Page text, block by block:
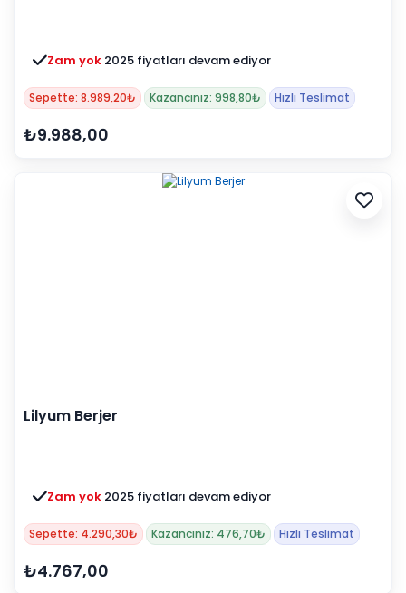
Zam yok 2025 fiyatları devam ediyor
Sepette: 8.989,20₺ Kazancınız: 998,80₺ Hızlı Teslimat
₺9.988,00
Lilyum Berjer
Zam yok 2025 fiyatları devam ediyor
Sepette: 4.290,30₺ Kazancınız: 476,70₺ Hızlı Teslimat
₺4.767,00